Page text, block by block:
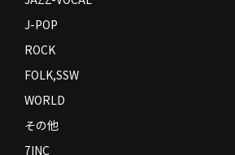
J-POP
ROCK
FOLK,SSW
WORLD
その他
7INC